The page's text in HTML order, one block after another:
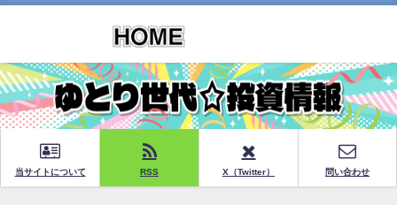
当サイトについて RSS X（Twitter） 問い合わせ